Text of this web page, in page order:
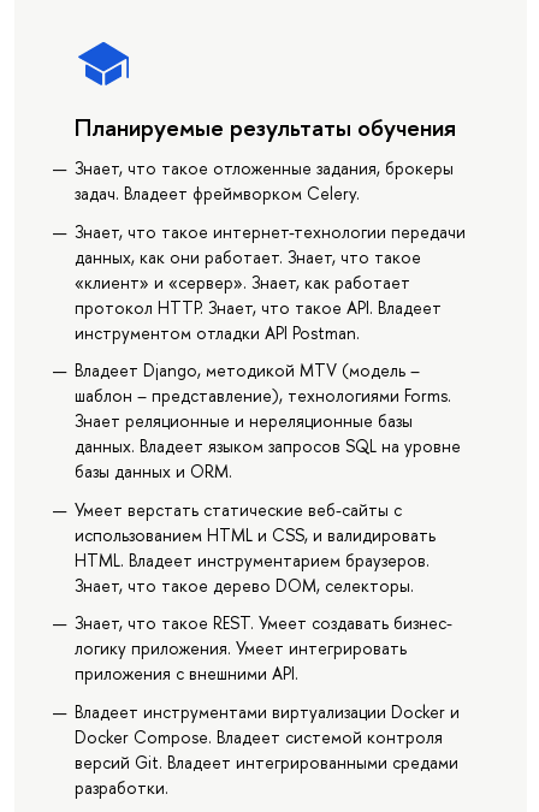
Планируемые результаты обучения
Знает, что такое отложенные задания, брокеры
задач. Владеет фреймворком Celery.
Знает, что такое интернет-технологии передачи
данных, как они работает. Знает, что такое
«клиент» и «сервер». Знает, как работает
протокол HTTP. Знает, что такое API. Владеет
инструментом отладки API Postman.
Владеет Django, методикой MTV (модель –
шаблон – представление), технологиями Forms.
Знает реляционные и нереляционные базы
данных. Владеет языком запросов SQL на уровне
базы данных и ORM.
Умеет верстать статические веб-сайты с
использованием HTML и CSS, и валидировать
HTML. Владеет инструментарием браузеров.
Знает, что такое дерево DOM, селекторы.
Знает, что такое REST. Умеет создавать бизнес-
логику приложения. Умеет интегрировать
приложения с внешними API.
Владеет инструментами виртуализации Docker и
Docker Compose. Владеет системой контроля
версий Git. Владеет интегрированными средами
разработки.